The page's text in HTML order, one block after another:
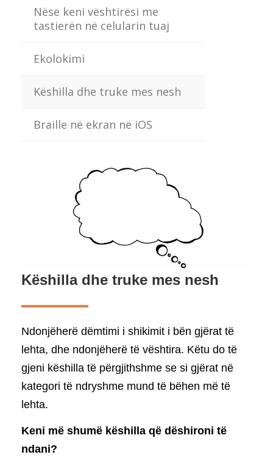
Nëse keni vështirësi me
tastierën në celularin tuaj
Ekolokimi
Këshilla dhe truke mes nesh
Braille në ekran në iOS
Këshilla dhe truke mes nesh
Ndonjëherë dëmtimi i shikimit i bën gjërat të
lehta, dhe ndonjëherë të vështira. Këtu do të
gjeni këshilla të përgjithshme se si gjërat në
kategori të ndryshme mund të bëhen më të
lehta.
Keni më shumë këshilla që dëshironi të
ndani?